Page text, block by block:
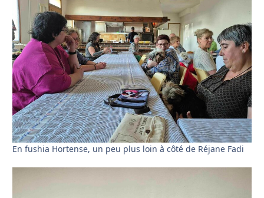
En fushia Hortense, un peu plus loin à côté de Réjane Fadi